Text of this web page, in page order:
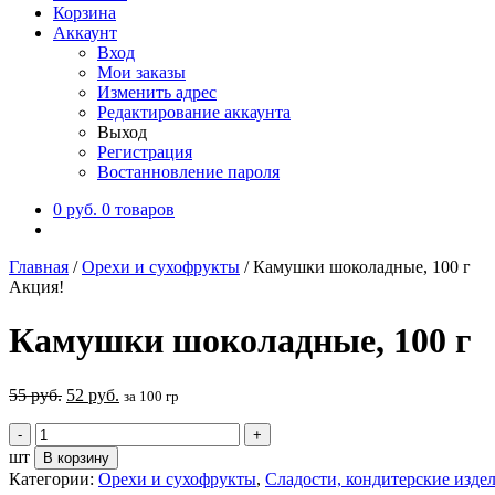
Корзина
Аккаунт
Вход
Мои заказы
Изменить адрес
Редактирование аккаунта
Выход
Регистрация
Востанновление пароля
0 руб. 0 товаров
Главная / Орехи и сухофрукты /Камушки шоколадные, 100 г
Акция!
Камушки шоколадные, 100 г
55руб. 52 руб. за 100 гр
шт В корзину
Категории: Орехи и сухофрукты, Сладости, кондитерские